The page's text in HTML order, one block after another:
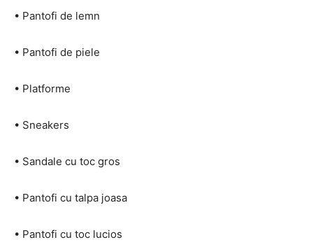
• Pantofi de lemn
• Pantofi de piele
• Platforme
• Sneakers
• Sandale cu toc gros
• Pantofi cu talpa joasa
• Pantofi cu toc lucios